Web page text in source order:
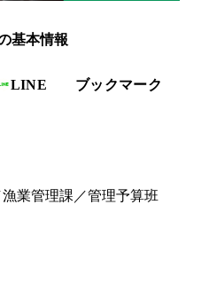
基本情報
LINE
ブックマーク
業管理課／管理予算班